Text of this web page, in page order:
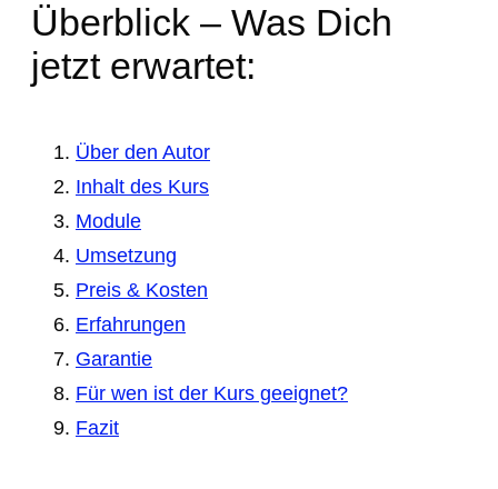
Überblick – Was Dich
jetzt erwartet:
Über den Autor
Inhalt des Kurs
Module
Umsetzung
Preis & Kosten
Erfahrungen
Garantie
Für wen ist der Kurs geeignet?
Fazit